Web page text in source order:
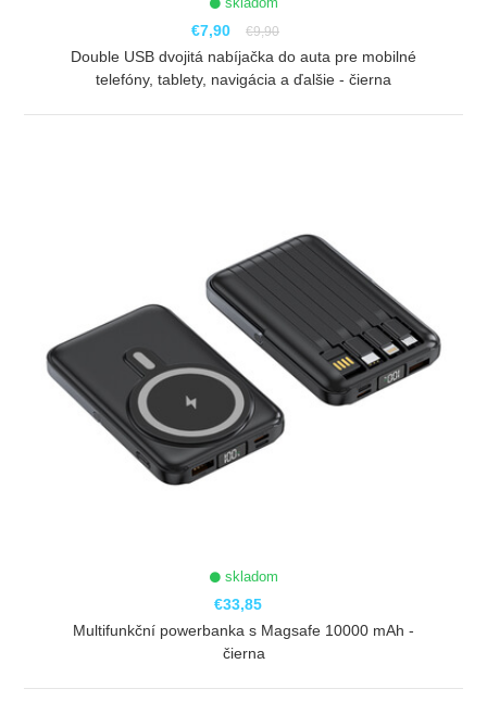
€7,90 €9,90
Double USB dvojitá nabíjačka do auta pre mobilné
telefóny, tablety, navigácia a ďalšie - čierna
skladom
€33,85
Multifunkční powerbanka s Magsafe 10000 mAh -
čierna